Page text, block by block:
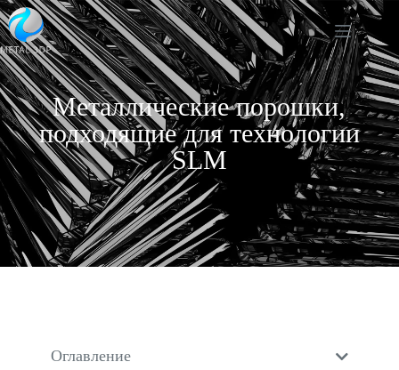
Металлические порошки,
подходящие для технологии
SLM
Оглавление